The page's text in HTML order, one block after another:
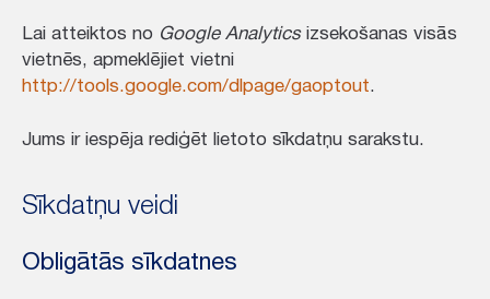
Lai atteiktos no Google Analyticsizsekošanas visās
vietnēs, apmeklējiet vietni
http://tools.google.com/dlpage/gaoptout.
Jums ir iespēja rediģēt lietoto sīkdatņu sarakstu.
Sīkdatņu veidi
Obligātās sīkdatnes